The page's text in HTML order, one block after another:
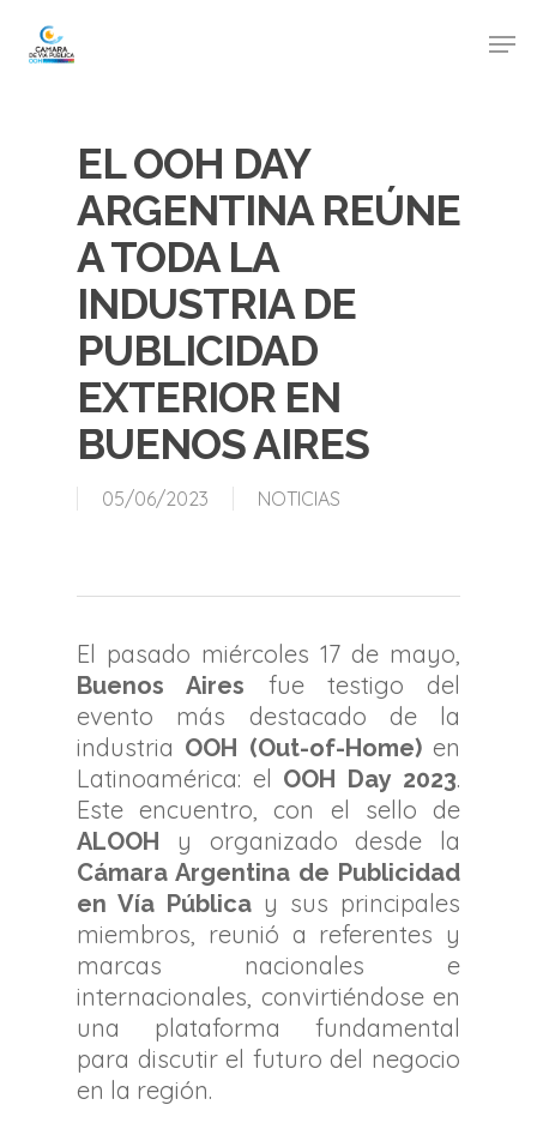
EL OOH DAY
ARGENTINA REÚNE
A TODA LA
INDUSTRIA DE
PUBLICIDAD
EXTERIOR EN
BUENOS AIRES
05/06/2023 NOTICIAS
El pasado miércoles 17 de mayo,
Buenos Aires fue testigo del
evento más destacado de la
industria OOH (Out-of-Home)en
Latinoamérica: el OOH Day 2023.
Este encuentro, con el sello de
ALOOH y organizado desde la
Cámara Argentina de Publicidad
en Vía Pública y sus principales
miembros, reunió a referentes y
marcas nacionales e
internacionales, convirtiéndose en
una plataforma fundamental
para discutir el futuro del negocio
en la región.